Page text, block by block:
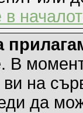
В
ви на
да